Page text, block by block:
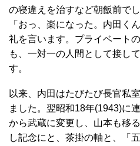
の寝違えを治すなど朝飯前で
「おっ、楽になった。内田く
礼を言います。プライベート
も、一対一の人間として接し
す。
以来、内田はたびたび長官私
ました。翌昭和18年(1943)に
から武蔵に変更し、山本も移
し記念にと、茶掛の軸と、「